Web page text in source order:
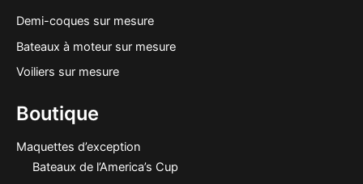
Demi-coques sur mesure
Bateaux à moteur sur mesure
Voiliers sur mesure
Boutique
Maquettes d’exception
Bateaux de l’America’s Cup